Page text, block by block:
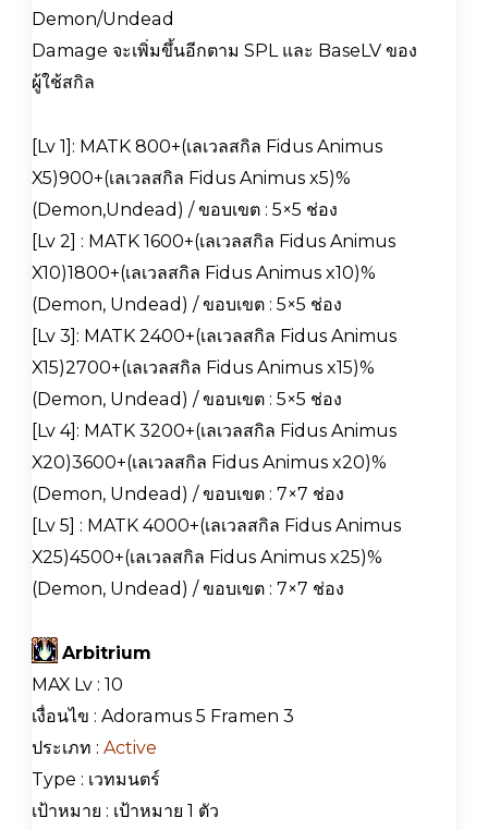
Demon/Undead
Damage จะเพิ่มขึ้นอีกตาม SPL และ BaseLV ของ
ผู้ใช้สกิล
[Lv 1]: MATK 800+(เลเวลสกิล Fidus Animus
X5)900+(เลเวลสกิล Fidus Animus x5)%
(Demon,Undead) / ขอบเขต : 5×5 ช่อง
[Lv 2] : MATK 1600+(เลเวลสกิล Fidus Animus
X10)1800+(เลเวลสกิล Fidus Animus x10)%
(Demon, Undead) / ขอบเขต : 5×5 ช่อง
[Lv 3]: MATK 2400+(เลเวลสกิล Fidus Animus
X15)2700+(เลเวลสกิล Fidus Animus x15)%
(Demon, Undead) / ขอบเขต : 5×5 ช่อง
[Lv 4]: MATK 3200+(เลเวลสกิล Fidus Animus
X20)3600+(เลเวลสกิล Fidus Animus x20)%
(Demon, Undead) / ขอบเขต : 7×7 ช่อง
[Lv 5] : MATK 4000+(เลเวลสกิล Fidus Animus
X25)4500+(เลเวลสกิล Fidus Animus x25)%
(Demon, Undead) / ขอบเขต : 7×7 ช่อง
Arbitrium
MAX Lv : 10
เงื่อนไข : Adoramus 5 Framen 3
ประเภท : Active
Type : เวทมนตร์
เป้าหมาย : เป้าหมาย 1 ตัว